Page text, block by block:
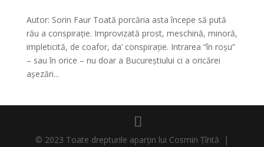
Autor: Sorin Faur Toată porcăria asta începe să pută
rău a conspirație. Improvizată prost, meschină, minoră,
impleticită, de coafor, da’ conspirație. Intrarea “în roșu”
– sau în orice – nu doar a Bucureștiului ci a oricărei
așezări...
© 2023 Toate drepturile aparțin lui Cosmin Țîntă |